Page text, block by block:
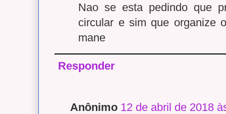
Nao se esta pedindo que
circular e sim que organize
mane
Responder
Anônimo 12 de abril de 2018